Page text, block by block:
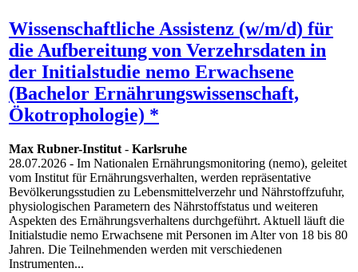
Wissenschaftliche Assistenz (w/m/d) für
die Aufbereitung von Verzehrsdaten in
der Initialstudie nemo Erwachsene
(Bachelor Ernährungswissenschaft,
Ökotrophologie) *
Max Rubner-Institut - Karlsruhe
28.07.2026 - Im Nationalen Ernährungsmonitoring (nemo), geleitet
vom Institut für Ernährungsverhalten, werden repräsentative
Bevölkerungsstudien zu Lebensmittelverzehr und Nährstoffzufuhr,
physiologischen Parametern des Nährstoffstatus und weiteren
Aspekten des Ernährungsverhaltens durchgeführt. Aktuell läuft die
Initialstudie nemo Erwachsene mit Personen im Alter von 18 bis 80
Jahren. Die Teilnehmenden werden mit verschiedenen
Instrumenten...